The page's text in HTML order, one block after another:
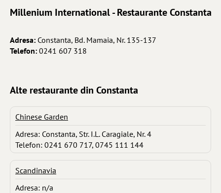
Millenium International - Restaurante Constanta
Adresa: Constanta, Bd. Mamaia, Nr. 135-137
Telefon: 0241 607 318
Alte restaurante din Constanta
Chinese Garden
Adresa: Constanta, Str. I.L. Caragiale, Nr. 4
Telefon: 0241 670 717, 0745 111 144
Scandinavia
Adresa: n/a